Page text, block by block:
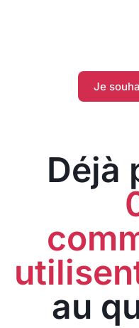
Je
Déjà
au